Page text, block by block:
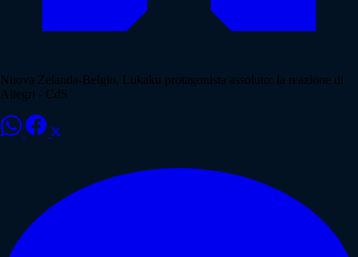
Nuova Zelanda-Belgio, Lukaku protagonista assoluto: la reazione di
Allegri - CdS